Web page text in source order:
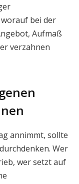
bei der
Aufmaß
verzahnen
annimmt, sollte
Wer
wer setzt auf